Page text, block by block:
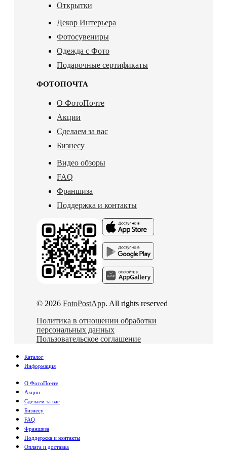
Открытки
Декор Интерьера
Фотосувениры
Одежда с Фото
Подарочные сертификаты
ФОТОПОЧТА
О ФотоПочте
Акции
Сделаем за вас
Бизнесу
Видео обзоры
FAQ
Франшиза
Поддержка и контакты
© 2026 FotoPostApp. All rights reserved
Политика в отношении обработки
персональных данных
Пользовательское соглашение
Каталог
Информация
О ФотоПочте
Акции
Сделаем за вас
Бизнесу
FAQ
Франшиза
Поддержка и контакты
Оплата и доставка